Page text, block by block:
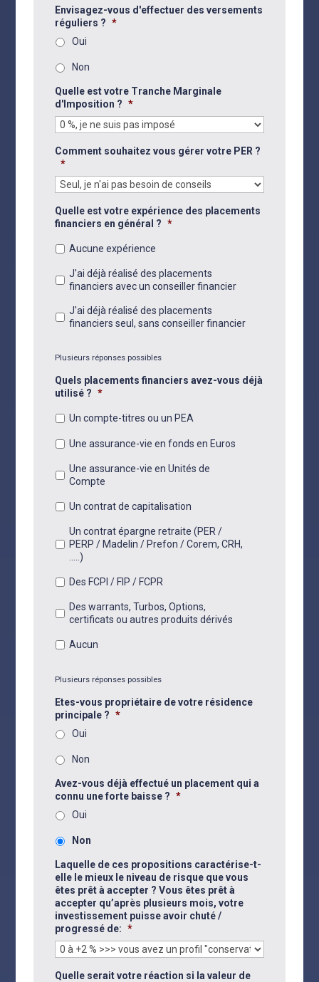
Envisagez-vous d'effectuer des versements
réguliers ? *
Oui
Non
Quelle est votre Tranche Marginale
d'Imposition ? *
Comment souhaitez vous gérer votre PER ?
*
Quelle est votre expérience des placements
financiers en général ? *
Aucune expérience
J'ai déjà réalisé des placements
financiers avec un conseiller financier
J'ai déjà réalisé des placements
financiers seul, sans conseiller financier
Plusieurs réponses possibles
Quels placements financiers avez-vous déjà
utilisé ? *
Un compte-titres ou un PEA
Une assurance-vie en fonds en Euros
Une assurance-vie en Unités de
Compte
Un contrat de capitalisation
Un contrat épargne retraite (PER /
PERP / Madelin / Prefon / Corem, CRH,
.....)
Des FCPI / FIP / FCPR
Des warrants, Turbos, Options,
certificats ou autres produits dérivés
Aucun
Plusieurs réponses possibles
Etes-vous propriétaire de votre résidence
principale ? *
Oui
Non
Avez-vous déjà effectué un placement qui a
connu une forte baisse ? *
Oui
Non
Laquelle de ces propositions caractérise-t-
elle le mieux le niveau de risque que vous
êtes prêt à accepter ? Vous êtes prêt à
accepter qu’après plusieurs mois, votre
investissement puisse avoir chuté /
progressé de: *
Quelle serait votre réaction si la valeur de